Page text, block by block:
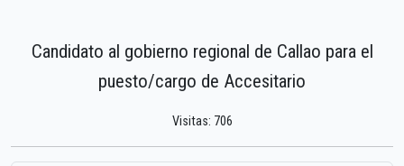
Candidato al gobierno regional de Callao para el
puesto/cargo de Accesitario
Visitas: 706